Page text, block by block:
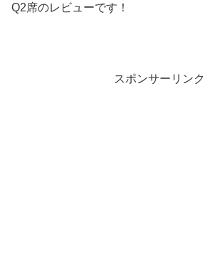
Q2席のレビューです！
スポンサーリンク